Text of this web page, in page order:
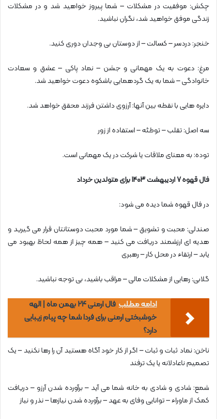
چکش: موفقیت در مشکلات – شما پیروز خواهید شد و در مشکلات
زندگی موفق خواهید شد، نگران نباشید.
خنجر: دردسر – کسالت – از دوستان بی وجدان دوری کنید.
مرغ: دعوت به یک مهمانی و جشن – نماد پاکی – عشق و سعادت
خانوادگی – شما به یک گردهمایی باشکوه دعوت خواهید شد.
دایره هایی با نقطه بین آنها: آرزوی داشتن فرزند محقق خواهد شد.
سه اصل: تقلب – توطئه – استفاده از زور
توده: به معنای ملاقات یا شرکت در یک مهمانی است.
فال قهوه 7 اردیبهشت 1403 برای متولدین خرداد
در فال قهوه شما دیده می شود:
صندلی: محبت و تشویق – شما مورد محبت دوستانتان قرار می گیرید و
هدیه ای ارزشمند دریافت می کنید – همه چیز از همه لحاظ بهبود می
یابد – ارتقاء در محل کار – رهبری
گلابی: رهایی از مشکلات مالی – مراقب باشید، بی توجه نباشید.
ادامه مطلب
فال ارمنی ۲۴ بهمن ماه | الهه
خوشبختی ارمنی برای فردا شما چه پیام زیبایی
دارد؟
ناخن: نماد ثبات و ثبات – اگر از کار خود آگاه هستید آن را رها نکنید – یک
تصمیم ناعادلانه یا یک ترفند
شمع: شادی و شادی به خانه شما می آید – برآورده شدن آرزو – دریافت
کمک از ماوراء – توانایی وفای به عهد – برآورده شدن نیازها – نذر و نیاز